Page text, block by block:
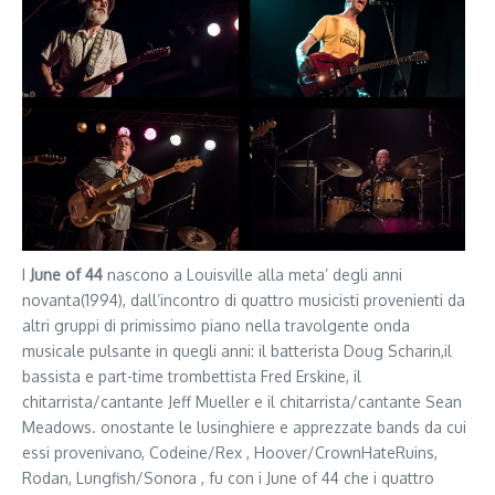
I June of 44 nascono a Louisville alla meta’ degli anni
novanta(1994), dall’incontro di quattro musicisti provenienti da
altri gruppi di primissimo piano nella travolgente onda
musicale pulsante in quegli anni: il batterista Doug Scharin,il
bassista e part-time trombettista Fred Erskine, il
chitarrista/cantante Jeff Mueller e il chitarrista/cantante Sean
Meadows. onostante le lusinghiere e apprezzate bands da cui
essi provenivano, Codeine/Rex , Hoover/CrownHateRuins,
Rodan, Lungfish/Sonora , fu con i June of 44 che i quattro